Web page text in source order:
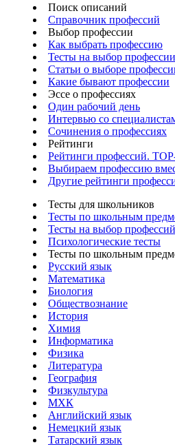
Поиск описаний
Справочник профессий
Выбор профессии
Как выбрать профессию
Тесты на выбор профессии
Статьи о выборе
Какие бывают профессии
Эссе о профессиях
Один рабочий день
Интервью со
Сочинения о профессиях
Рейтинги
Рейтинги профессий.
Выбираем профессию
Другие рейтинги
Тесты для школьников
Тесты по школьным
Тесты на выбор профессий
Психологические тесты
Тесты по школьным
Русский язык
Математика
Биология
Обществознание
История
Химия
Информатика
Физика
Литература
География
Физкультура
МХК
Английский язык
Немецкий язык
Татарский язык